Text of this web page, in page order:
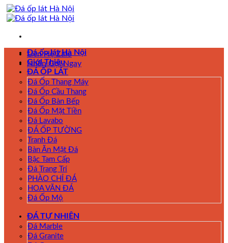
Skip
to
Liên Hệ Zalo
Nhấn Gọi Ngay
Đá ốp lát Hà Nội
Giới Thiệu
ĐÁ ỐP LÁT
Đá Ốp Thang Máy
Đá Ốp Cầu Thang
Đá Ốp Bàn Bếp
Đá Ốp Mặt Tiền
Đá Lavabo
ĐÁ ỐP TƯỜNG
Tranh Đá
Bàn Ăn Mặt Đá
Bậc Tam Cấp
Đá Trang Trí
PHÀO CHỈ ĐÁ
HOA VĂN ĐÁ
Đá Ốp Mộ
ĐÁ TỰ NHIÊN
Đá Marble
Đá Granite